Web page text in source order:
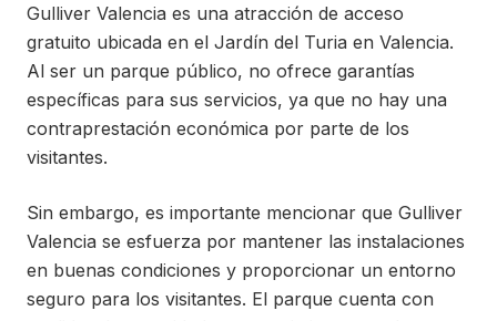
Gulliver Valencia es una atracción de acceso
gratuito ubicada en el Jardín del Turia en Valencia.
Al ser un parque público, no ofrece garantías
específicas para sus servicios, ya que no hay una
contraprestación económica por parte de los
visitantes.
Sin embargo, es importante mencionar que Gulliver
Valencia se esfuerza por mantener las instalaciones
en buenas condiciones y proporcionar un entorno
seguro para los visitantes. El parque cuenta con